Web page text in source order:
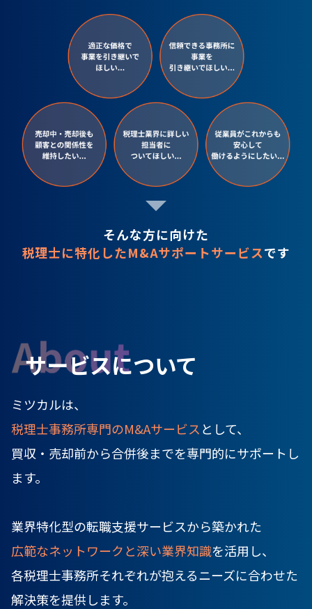
そんな方に向けた
税理士に特化したM&Aサポートサービスです
サービスについて
ミツカルは、
税理士事務所専門のM&Aサービスとして、
買収・売却前から合併後までを専門的にサポートし
ます。
業界特化型の転職支援サービスから築かれた
広範なネットワークと深い業界知識を活用し、
各税理士事務所それぞれが抱えるニーズに合わせた
解決策を提供します。